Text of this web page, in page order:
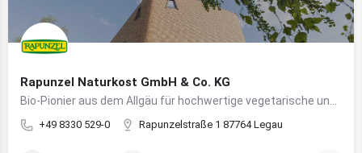
Rapunzel Naturkost GmbH & Co. KG
+49 8330 529-0 Rapunzelstraße 1 87764 Legau